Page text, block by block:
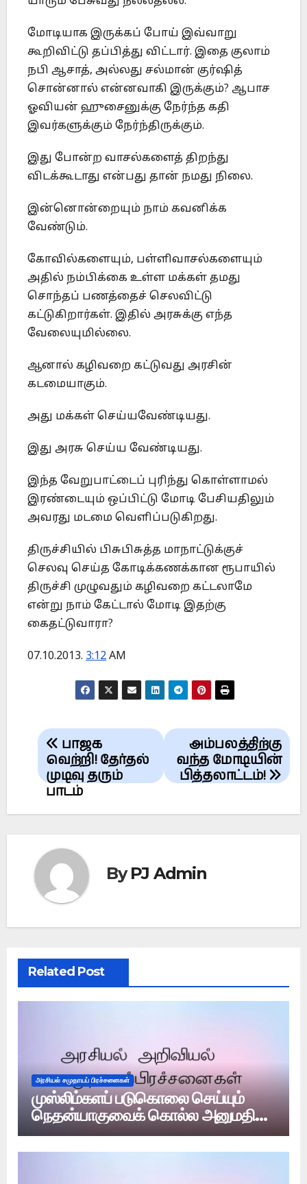
மோடியாக இருக்கப் போய் இவ்வாறு
கூறிவிட்டு தப்பித்து விட்டார். இதை குலாம்
நபி ஆசாத், அல்லது சல்மான் குர்ஷித்
சொன்னால் என்னவாகி இருக்கும்? ஆபாச
ஓவியன் ஹுசைனுக்கு நேர்ந்த கதி
இவர்களுக்கும் நேர்ந்திருக்கும்.
இது போன்ற வாசல்களைத் திறந்து
விடக்கூடாது என்பது தான் நமது நிலை.
இன்னொன்றையும் நாம் கவனிக்க
வேண்டும்.
கோவில்களையும், பள்ளிவாசல்களையும்
அதில் நம்பிக்கை உள்ள மக்கள் தமது
சொந்தப் பணத்தைச் செலவிட்டு
கட்டுகிறார்கள். இதில் அரசுக்கு எந்த
வேலையுமில்லை.
ஆனால் கழிவறை கட்டுவது அரசின்
கடமையாகும்.
அது மக்கள் செய்யவேண்டியது.
இது அரசு செய்ய வேண்டியது.
இந்த வேறுபாட்டைப் புரிந்து கொள்ளாமல்
இரண்டையும் ஒப்பிட்டு மோடி பேசியதிலும்
அவரது மடமை வெளிப்படுகிறது.
திருச்சியில் பிசுபிசுத்த மாநாட்டுக்குச்
செலவு செய்த கோடிக்கணக்கான ரூபாயில்
திருச்சி முழுவதும் கழிவறை கட்டலாமே
என்று நாம் கேட்டால் மோடி இதற்கு
கைதட்டுவாரா?
07.10.2013. 3:12 AM
Post
navigation
அம்பலத்திற்கு
வந்த மோடியின்
பித்தலாட்டம்!
பாஜக
வெற்றி! தேர்தல்
முடிவு தரும்
பாடம்
ByPJ Admin
Related Post
அரசியல் சமுதாயப் பிரச்சனைகள்
முஸ்லிம்களப் படுகொலை செய்யும்
நெதன்யாகுவைக் கொல்ல அனுமதி
உண்டா?